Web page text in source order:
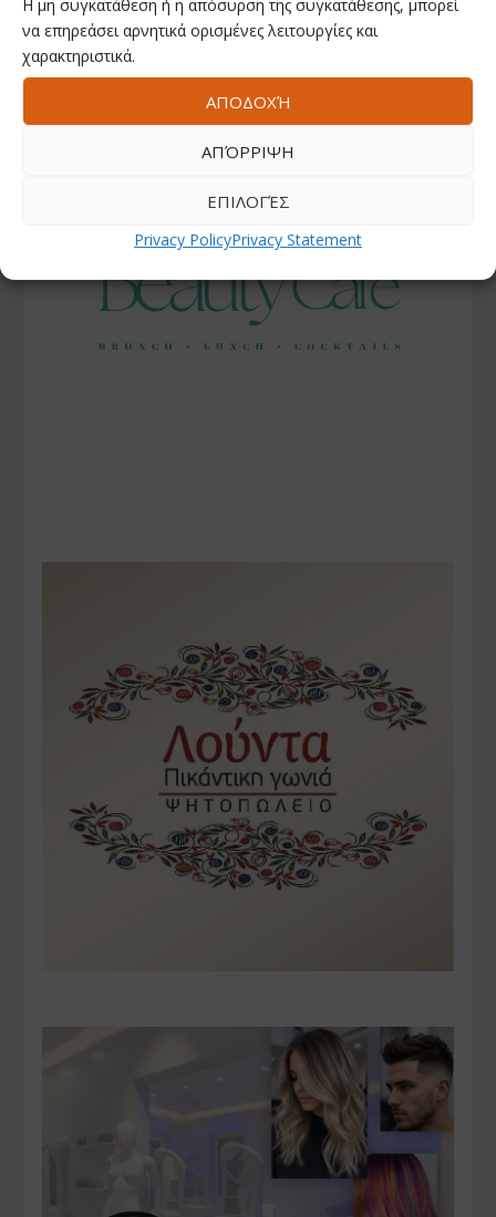
Η μη συγκατάθεση ή η απόσυρση της συγκατάθεσης, μπορεί
να επηρεάσει αρνητικά ορισμένες λειτουργίες και
χαρακτηριστικά.
ΑΠΟΔΟΧΉ
ΑΠΌΡΡΙΨΗ
ΕΠΙΛΟΓΈΣ
Privacy PolicyPrivacy Statement